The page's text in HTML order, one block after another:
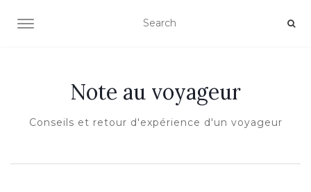
OUVRIR/FERMER LA NAVIGATION
Note au voyageur
Conseils et retour d'expérience d'un voyageur